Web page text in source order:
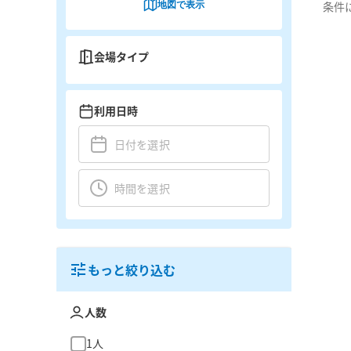
条件
地図で表示
会場タイプ
利用日時
もっと絞り込む
人数
1人